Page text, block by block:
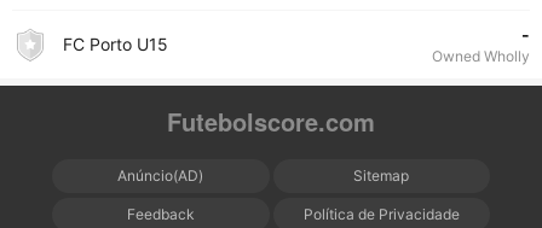
FC Porto U15 -
Owned Wholly
Futebolscore.com
Anúncio(AD) Sitemap
Feedback Política de Privacidade